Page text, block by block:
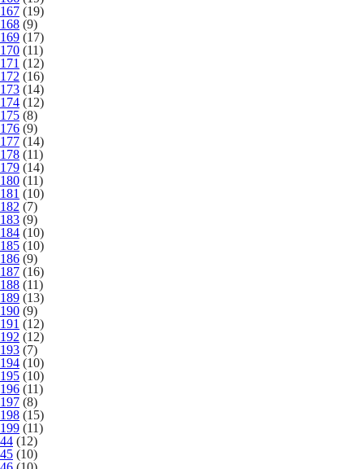
167 (19)
168 (9)
169 (17)
170 (11)
171 (12)
172 (16)
173 (14)
174 (12)
175 (8)
176 (9)
177 (14)
178 (11)
179 (14)
180 (11)
181 (10)
182 (7)
183 (9)
184 (10)
185 (10)
186 (9)
187 (16)
188 (11)
189 (13)
190 (9)
191 (12)
192 (12)
193 (7)
194 (10)
195 (10)
196 (11)
197 (8)
198 (15)
199 (11)
44 (12)
45 (10)